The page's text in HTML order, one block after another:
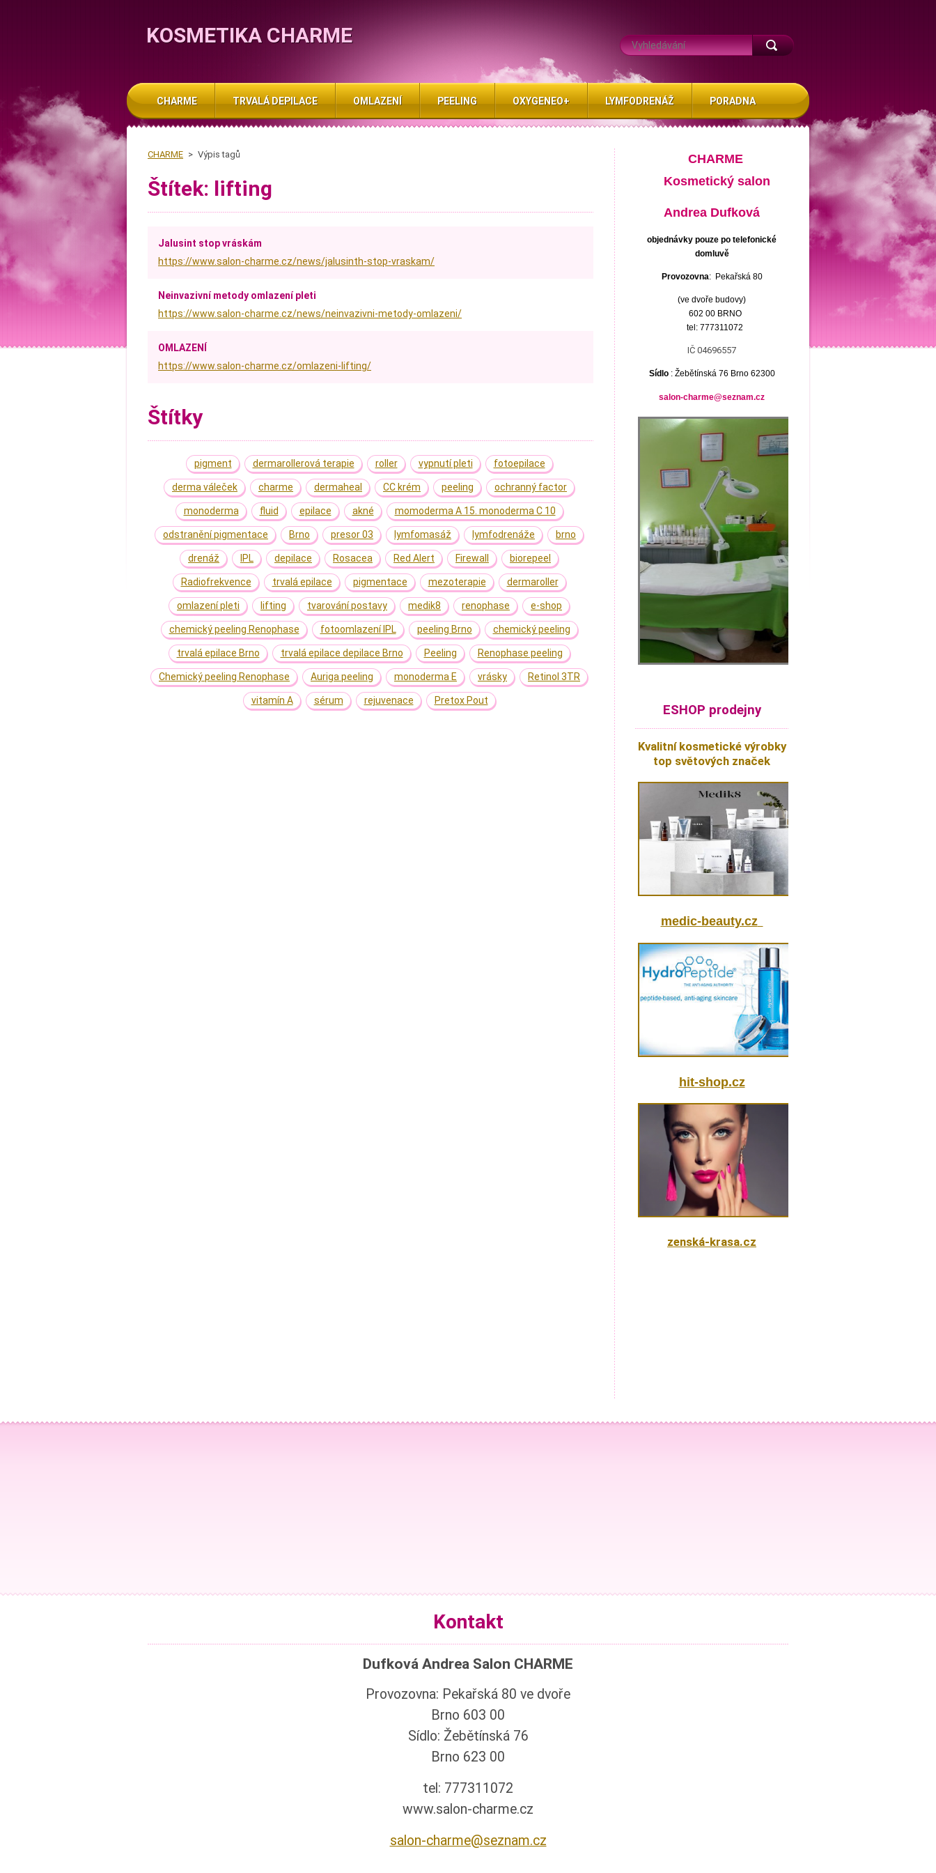
KOSMETIKA CHARME
CHARME > Výpis tagů
Štítek: lifting
Jalusint stop vráskám
https://www.salon-charme.cz/news/jalusinth-stop-vraskam/
Neinvazivní metody omlazení pleti
https://www.salon-charme.cz/news/neinvazivni-metody-omlazeni/
OMLAZENÍ
https://www.salon-charme.cz/omlazeni-lifting/
Štítky
pigment dermarollerová terapie roller vypnutí pleti fotoepilace
derma váleček charme dermaheal CC krém peeling ochranný factor
monoderma fluid epilace akné momoderma A 15. monoderma C 10
odstranění pigmentace Brno presor 03 lymfomasáž lymfodrenáže brno
drenáž IPL depilace Rosacea Red Alert Firewall biorepeel
Radiofrekvence trvalá epilace pigmentace mezoterapie dermaroller
omlazení pleti lifting tvarování postavy medik8 renophase e-shop
chemický peeling Renophase fotoomlazení IPL peeling Brno chemický peeling
trvalá epilace Brno trvalá epilace depilace Brno Peeling Renophase peeling
Chemický peeling Renophase Auriga peeling monoderma E vrásky Retinol 3TR
vitamín A sérum rejuvenace Pretox Pout
CHARME
Kosmetický salon
Andrea Dufková
objednávky pouze po telefonické
domluvě
Provozovna: Pekařská 80
(ve dvoře budovy)
602 00BRNO
tel: 777311072
IČ 04696557
Sídlo: Žebětínská 76 Brno 62300
salon-charme@seznam.cz
ESHOP prodejny
Kvalitní kosmetické výrobky
top světových značek
medic-beauty.cz
hit-shop.cz
zenská-krasa.cz
CHARME TRVALÁ DEPILACE OMLAZENÍ PEELING OXYGENEO+ LYMFODRENÁŽ PORADNA
Kontakt
Dufková Andrea Salon CHARME
Provozovna: Pekařská 80 ve dvoře
Brno 603 00
Sídlo: Žebětínská 76
Brno 623 00
tel: 777311072
www.salon-charme.cz
salon-charme@seznam.cz